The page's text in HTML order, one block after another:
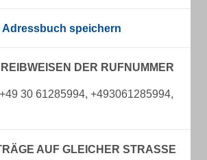
Adressbuch speichern
DER RUFNUMMER
30 61285994, +493061285994,
AUF GLEICHER STRASSE